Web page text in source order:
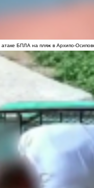
БПЛА на пляж в Архипо-